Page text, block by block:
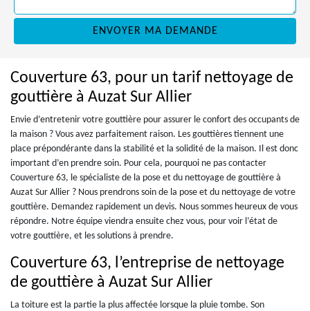
Couverture 63, pour un tarif nettoyage de
gouttière à Auzat Sur Allier
Envie d’entretenir votre gouttière pour assurer le confort des occupants de
la maison ? Vous avez parfaitement raison. Les gouttières tiennent une
place prépondérante dans la stabilité et la solidité de la maison. Il est donc
important d’en prendre soin. Pour cela, pourquoi ne pas contacter
Couverture 63, le spécialiste de la pose et du nettoyage de gouttière à
Auzat Sur Allier ? Nous prendrons soin de la pose et du nettoyage de votre
gouttière. Demandez rapidement un devis. Nous sommes heureux de vous
répondre. Notre équipe viendra ensuite chez vous, pour voir l’état de
votre gouttière, et les solutions à prendre.
Couverture 63, l’entreprise de nettoyage
de gouttière à Auzat Sur Allier
La toiture est la partie la plus affectée lorsque la pluie tombe. Son